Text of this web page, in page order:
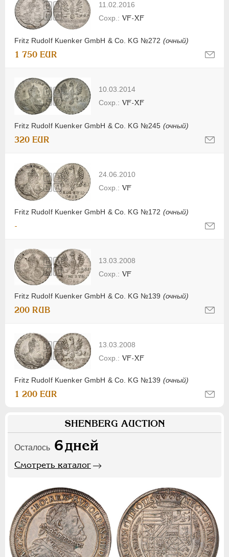
11.02.2016
Fritz Rudolf Kuenker GmbH & Co. KG №272 (очный)
VF-XF
1 750 EUR
10.03.2014
Fritz Rudolf Kuenker GmbH & Co. KG №245 (очный)
VF-XF
320 EUR
24.06.2010
Fritz Rudolf Kuenker GmbH & Co. KG №172 (очный)
VF
-
13.03.2008
Fritz Rudolf Kuenker GmbH & Co. KG №139 (очный)
VF
200 RUB
13.03.2008
Fritz Rudolf Kuenker GmbH & Co. KG №139 (очный)
VF-XF
1 200 EUR
SHENBERG AUCTION
Осталось 6дней
Смотреть каталог